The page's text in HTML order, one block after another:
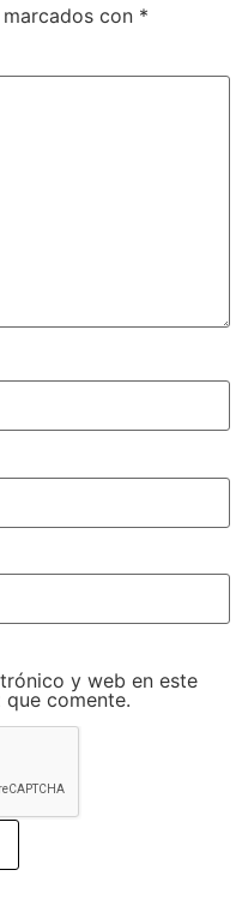
con *
y web en este
comente.